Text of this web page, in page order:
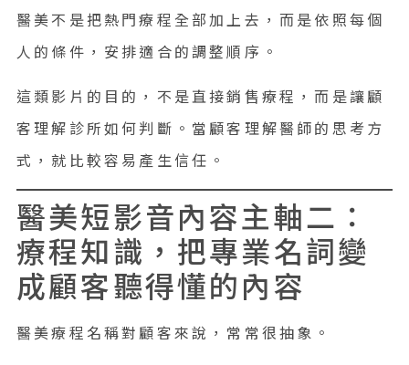
醫美不是把熱門療程全部加上去，而是依照每個
人的條件，安排適合的調整順序。
這類影片的目的，不是直接銷售療程，而是讓顧
客理解診所如何判斷。當顧客理解醫師的思考方
式，就比較容易產生信任。
醫美短影音內容主軸二：
療程知識，把專業名詞變
成顧客聽得懂的內容
醫美療程名稱對顧客來說，常常很抽象。